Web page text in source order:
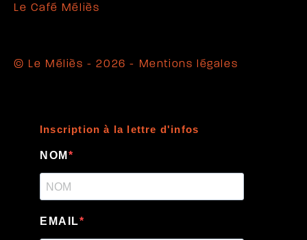
Le Café Méliès
© Le Méliès - 2026 - Mentions légales
Inscription à la lettre d'infos
NOM
EMAIL